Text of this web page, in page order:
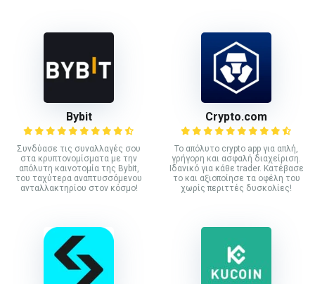
Bybit
Συνδύασε τις συναλλαγές σου
στα κρυπτονομίσματα με την
απόλυτη καινοτομία της Bybit,
του ταχύτερα αναπτυσσόμενου
ανταλλακτηρίου στον κόσμο!
Crypto.com
Το απόλυτο crypto app για απλή,
γρήγορη και ασφαλή διαχείριση.
Ιδανικό για κάθε trader. Κατέβασε
το και αξιοποίησε τα οφέλη του
χωρίς περιττές δυσκολίες!